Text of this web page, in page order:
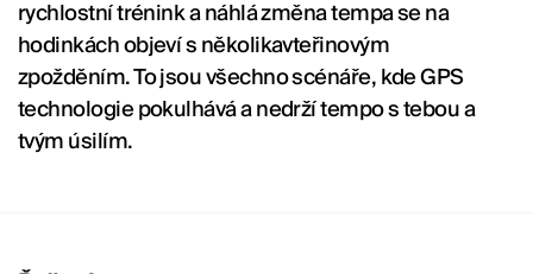
rychlostní trénink a náhlá změna tempa se na
hodinkách objeví s několikavteřinovým
zpožděním. To jsou všechno scénáře, kde GPS
technologie pokulhává a nedrží tempo s tebou a
tvým úsilím.